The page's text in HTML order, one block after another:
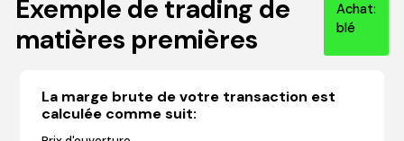
Exemple de trading de
matières premières
Achat:
blé
La marge brute de votre transaction est
calculée comme suit: